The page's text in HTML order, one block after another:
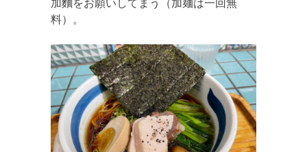
加麵をお願いしてまう（加麺は一回無
料）。